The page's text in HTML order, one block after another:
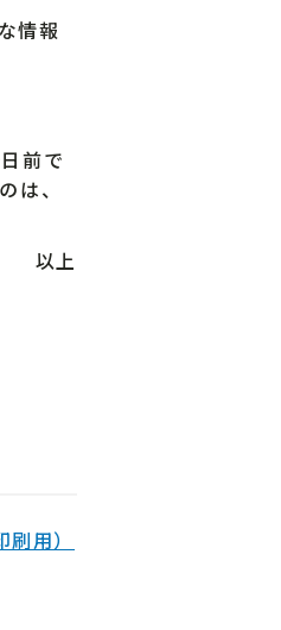
情報
前で
は、
以上
用）